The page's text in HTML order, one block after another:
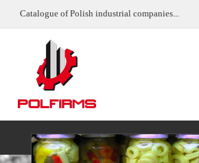
Catalogue of Polish industrial companies...